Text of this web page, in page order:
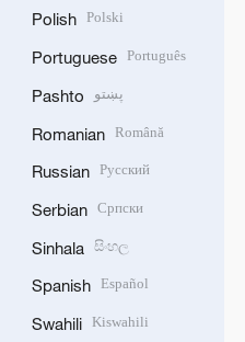
Polish Polski
Portuguese Português
Pashto پښتو
Romanian Română
Russian Русский
Serbian Српски
Sinhala සිංහල
Spanish Español
Swahili Kiswahili